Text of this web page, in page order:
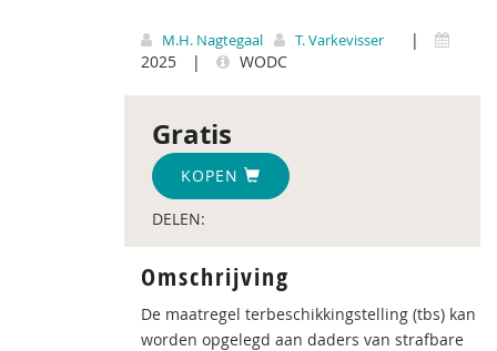
M.H. Nagtegaal T. Varkevisser
|
2025
| WODC
Gratis
KOPEN
DELEN:
Omschrijving
De maatregel terbeschikkingstelling (tbs) kan
worden opgelegd aan daders van strafbare